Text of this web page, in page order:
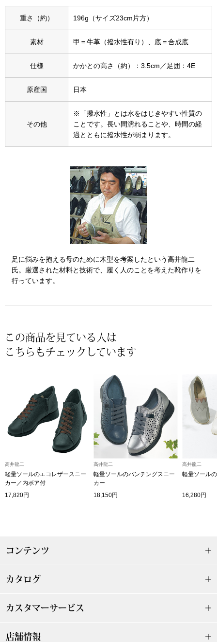
Miss Kyouko／ミスキョウコ
ビー すべて見る
ズ
サンダル
その他
財布／小物
財布／コイン
ウオッチ／
ネックレス
ファッション
帽子
ネクタイ
マフラー／ス
サングラス／
重さ（約） 196g（サイズ23cm片方）
素材 甲＝牛革（撥水性有り）、底＝合成底
仕様 かかとの高さ（約）：3.5cm／足囲：4E
原産国 日本
その他
※「撥水性」とは水をはじきやすい性質の
ことです。長い間濡れることや、時間の経
過とともに撥水性が弱まります。
足に悩みを抱える母のために木型を考案したという高井龍二
氏。厳選された材料と技術で、履く人のことを考えた靴作りを
行っています。
この商品を見ている人は
こちらもチェックしています
高井龍二
軽量ソールのエコレザースニー
カー／内ボア付
17,820円
高井龍二
軽量ソールのパンチングスニー
カー
18,150円
高井龍二
軽量ソール
16,280円
コンテンツ
カタログ
カスタマーサービス
店舗情報